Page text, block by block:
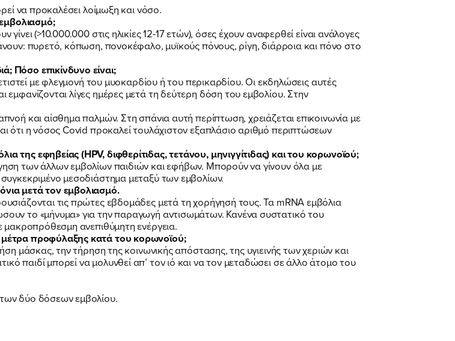
TW YT
να προκαλέσει λοίμωξη και νόσο.
(>10.000.000 στις ηλικίες 12-17 ετών), όσες έχουν αναφερθεί είναι ανάλογες
πυρετό, κόπωση, πονοκέφαλο, μυϊκούς πόνους, ρίγη, διάρροια και πόνο στο
Πόσο επικίνδυνο είναι;
με φλεγμονή του μυοκαρδίου ή του περικαρδίου. Οι εκδηλώσεις αυτές
λίγες ημέρες μετά τη δεύτερη δόση του εμβολίου. Στην
και αίσθημα παλμών. Στη σπάνια αυτή περίπτωση, χρειάζεται επικοινωνία με
ότι η νόσος Covid προκαλεί τουλάχιστον εξαπλάσιο αριθμό περιπτώσεων
της εφηβείας (HPV, διφθερίτιδας, τετάνου, μηνιγγίτιδας) και του κορωνοϊού;
των άλλων εμβολίων παιδιών και εφήβων. Μπορούν να γίνουν όλα με
μεσοδιάστημα μεταξύ των εμβολίων.
μετά τον εμβολιασμό.
τις πρώτες εβδομάδες μετά τη χορήγησή τους. Τα mRNA εμβόλια
το «μήνυμα» για την παραγωγή αντισωμάτων. Κανένα συστατικό του
μακροπρόθεσμη ανεπιθύμητη ενέργεια.
προφύλαξης κατά του κορωνοϊού;
μάσκας, την τήρηση της κοινωνικής απόστασης, της υγιεινής των χεριών και
παιδί μπορεί να μολυνθεί απ’ τον ιό και να τον μεταδώσει σε άλλο άτομο του
δύο δόσεων εμβολίου.